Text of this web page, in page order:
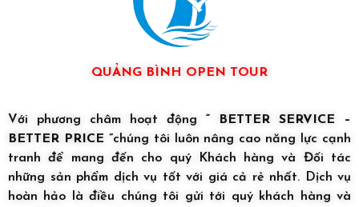
QUẢNG BÌNH OPEN TOUR
Với phương châm hoạt động “ BETTER SERVICE –
BETTER PRICE ”chúng tôi luôn nâng cao năng lực cạnh
tranh để mang đến cho quý Khách hàng và Đối tác
những sản phẩm dịch vụ tốt với giá cả rẻ nhất. Dịch vụ
hoàn hảo là điều chúng tôi gửi tới quý khách hàng và